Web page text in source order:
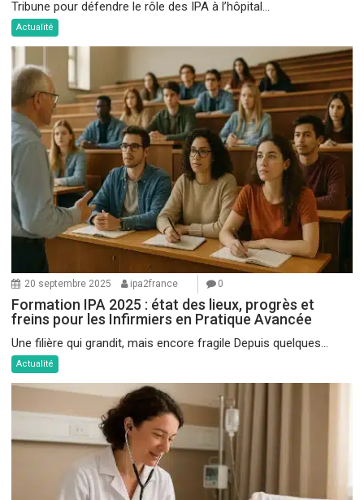
Tribune pour défendre le rôle des IPA à l’hôpital...
Actualité
20 septembre 2025 ipa2france 0
Formation IPA 2025 : état des lieux, progrès et
freins pour les Infirmiers en Pratique Avancée
Une filière qui grandit, mais encore fragile Depuis quelques...
Actualité